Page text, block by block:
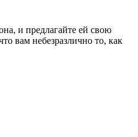
и предлагайте ей свою
вам небезразлично то, как